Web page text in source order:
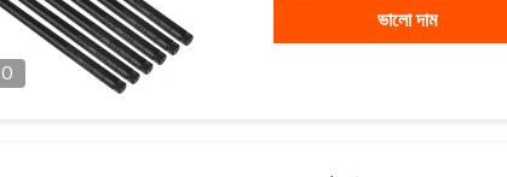
ভালো দাম